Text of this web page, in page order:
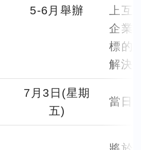
5-6月舉辦
上互
企業
標的
解決
7月3日(星期
五)
當日